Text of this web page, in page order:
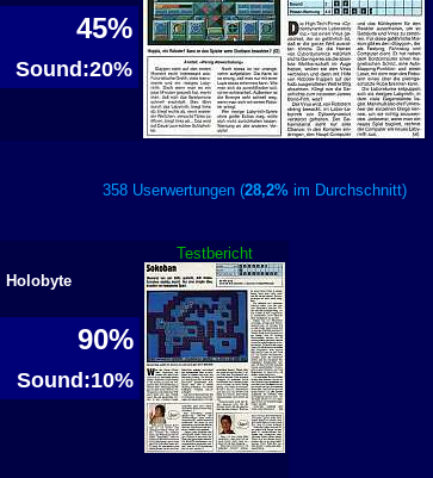
45%
Sound:20%
358 Userwertungen (28,2% im
Testbericht
Holobyte
90%
Sound:10%